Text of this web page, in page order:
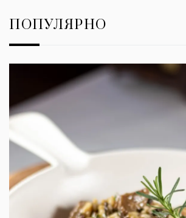
ПОПУЛЯРНО
КАТЕГОРИИ
Wine&Dine
Подкасти
Мода
Dialogue
ползване
За нас
Реклама
Политика за